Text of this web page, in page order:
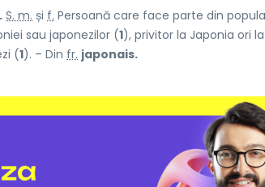
S. m. și f. Persoană care face parte din
sau japonezilor (1), privitor la Japonia ori
(1). – Din fr. japonais.